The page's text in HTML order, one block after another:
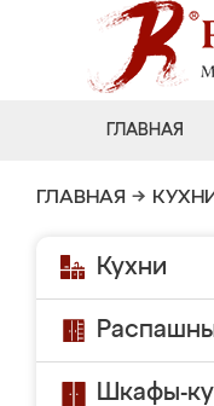
ГЛАВНАЯ
ГЛАВНАЯ → КУХНИ
Кухни
Шкафы-